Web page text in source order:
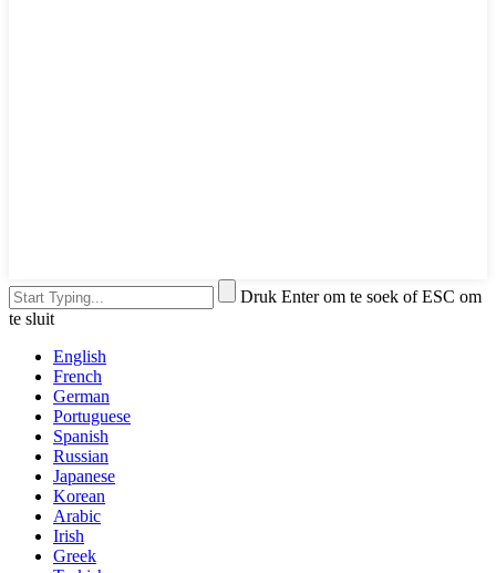
Druk Enter om te soek of ESC om
te sluit
English
French
German
Portuguese
Spanish
Russian
Japanese
Korean
Arabic
Irish
Greek